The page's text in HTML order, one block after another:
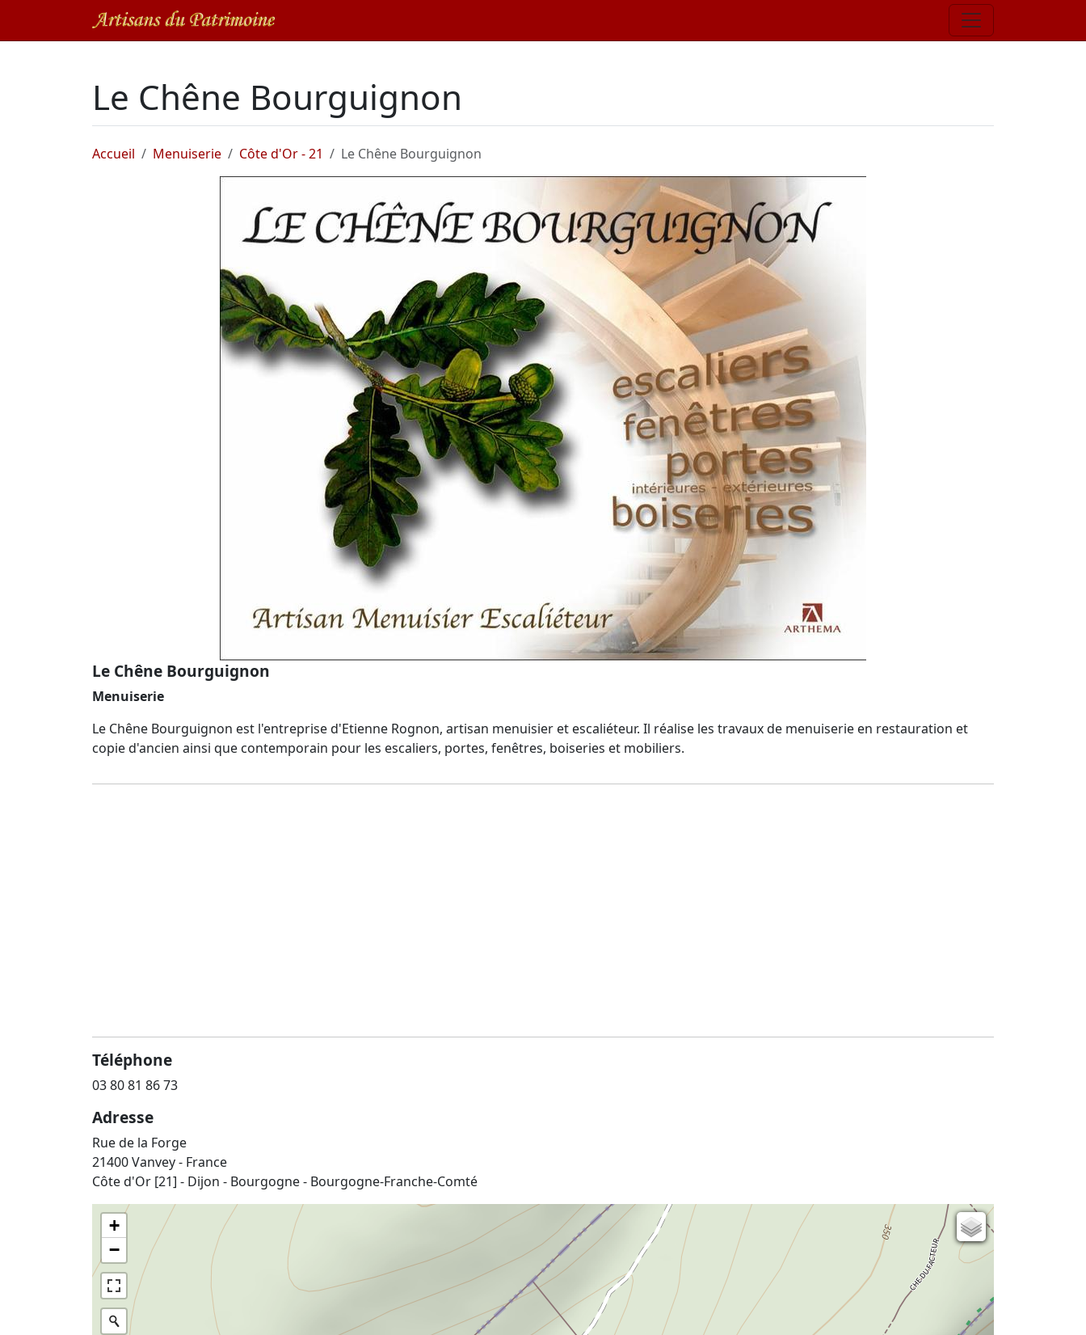
Le Chêne Bourguignon
Accueil Menuiserie Côte d'Or - 21 Le Chêne Bourguignon
Le Chêne Bourguignon
Menuiserie
Le Chêne Bourguignon est l'entreprise d'Etienne Rognon, artisan menuisier et escaliéteur. Il réalise les travaux de menuiserie en restauration et
copie d'ancien ainsi que contemporain pour les escaliers, portes, fenêtres, boiseries et mobiliers.
Téléphone
03 80 81 86 73
Adresse
Rue de la Forge
21400 Vanvey - France
Côte d'Or [21] - Dijon - Bourgogne - Bourgogne-Franche-Comté
+
−
Parcellaire cadastral
Plan IGN